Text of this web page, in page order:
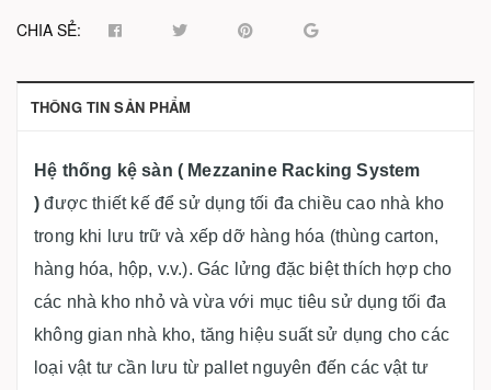
CHIA SẺ:
THÔNG TIN SẢN PHẨM
Hệ thống kệ sàn ( Mezzanine Racking System
)được thiết kế để sử dụng tối đa chiều cao nhà kho
trong khi lưu trữ và xếp dỡ hàng hóa (thùng carton,
hàng hóa, hộp, v.v.). Gác lửng đặc biệt thích hợp cho
các nhà kho nhỏ và vừa với mục tiêu sử dụng tối đa
không gian nhà kho, tăng hiệu suất sử dụng cho các
loại vật tư cần lưu từ pallet nguyên đến các vật tư